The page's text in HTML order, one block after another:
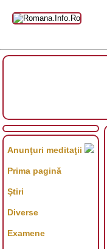
Anunţuri meditaţii
Prima pagină
Ştiri
Diverse
Examene